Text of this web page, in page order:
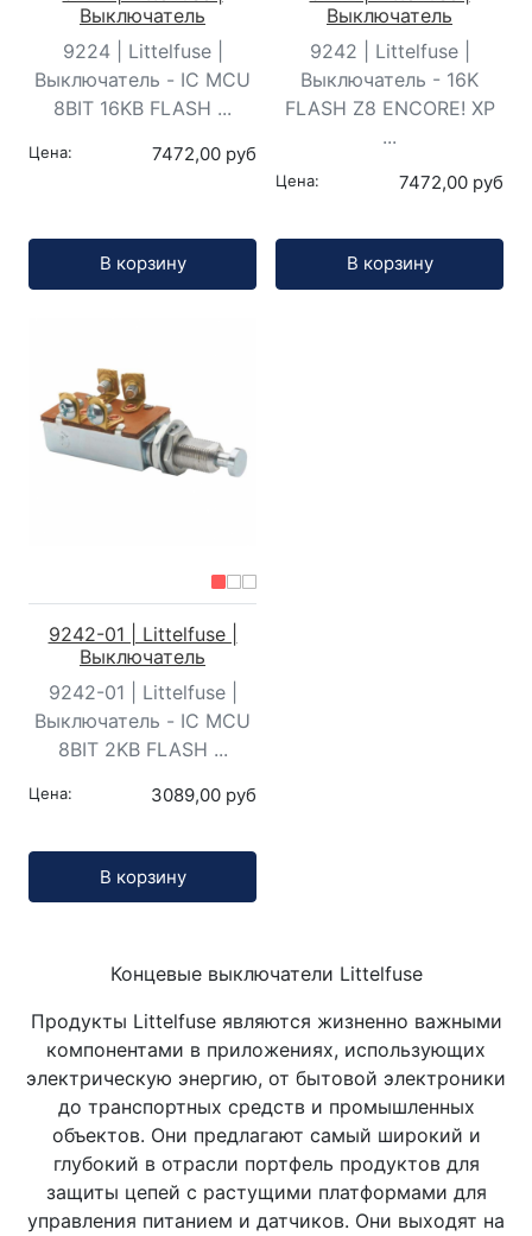
Выключатель
9224 | Littelfuse |
Выключатель - IC MCU
8BIT 16KB FLASH ...
Цена: 7472,00 руб
В корзину
Выключатель
9242 | Littelfuse |
Выключатель - 16K
FLASH Z8 ENCORE! XP
...
Цена: 7472,00 руб
В корзину
9242-01 | Littelfuse |
Выключатель
9242-01 | Littelfuse |
Выключатель - IC MCU
8BIT 2KB FLASH ...
Цена: 3089,00 руб
В корзину
Концевые выключатели Littelfuse
Продукты Littelfuse являются жизненно важными
компонентами в приложениях, использующих
электрическую энергию, от бытовой электроники
до транспортных средств и промышленных
объектов. Они предлагают самый широкий и
глубокий в отрасли портфель продуктов для
защиты цепей с растущими платформами для
управления питанием и датчиков. Они выходят на